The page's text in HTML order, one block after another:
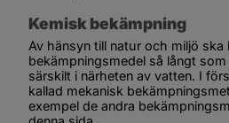
Kemisk bekämpning
Av hänsyn till natur och miljö ska
bekämpningsmedel så långt
särskilt i närheten av vatten. I
kallad mekanisk
exempel de andra